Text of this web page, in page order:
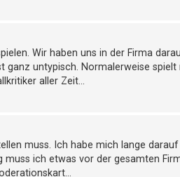
Wir haben uns in der Firma
ganz untypisch. Normalerweise
aller Zeit...
muss. Ich habe mich lange
ich etwas vor der gesamten